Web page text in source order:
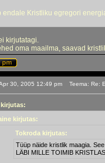
endale Kristliku egregori
kirjutatagi.
oma maailma, saavad
30, 2005 12:49 pm Teema: Re:
kirjutas:
Tokroda kirjutas:
Tüüp näide kristlik maagia.
LÄBI MILLE TOIMIB